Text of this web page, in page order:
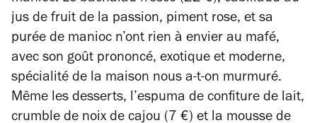
jus de fruit de la passion, piment rose, et sa
purée de manioc n’ont rien à envier au mafé,
avec son goût prononcé, exotique et moderne,
spécialité de la maison nous a-t-on murmuré.
Même les desserts, l’espuma de confiture de lait,
crumble de noix de cajou (7 €) et la mousse de